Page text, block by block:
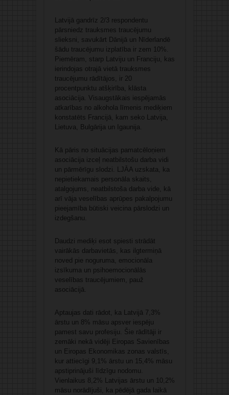
Latvijā gandrīz 2/3 respondentu
pārsniedz trauksmes traucējumu
slieksni, savukārt Dānijā un Nīderlandē
šādu traucējumu izplatība ir zem 10%.
Piemēram, starp Latviju un Franciju, kas
ierindojas otrajā vietā trauksmes
traucējumu rādītājos, ir 20
procentpunktu atšķirība, klāsta
asociācija. Visaugstākais iespējamās
atkarības no alkohola līmenis mediķiem
konstatēts Francijā, kam seko Latvija,
Lietuva, Bulgārija un Igaunija.
Kā pāris no situācijas pamatcēloņiem
asociācija izceļ neatbilstošu darba vidi
un pārmērīgu slodzi. LJĀA uzskata, ka
nepietiekamais personāla skaits,
atalgojums, neatbilstoša darba vide, kā
arī vāja veselības aprūpes pakalpojumu
pieejamība būtiski veicina pārslodzi un
izdegšanu.
Daudzi mediķi esot spiesti strādāt
vairākās darbavietās, kas ilgtermiņā
noved pie noguruma, emocionāla
izsīkuma un psihoemocionālās
veselības traucējumiem, pauž
asociācijā.
Aptaujas dati rādot, ka Latvijā 7,3%
ārstu un 8% māsu apsver iespēju
pamest savu profesiju. Šie rādītāji ir
zemāki nekā vidēji Eiropas Savienības
un Eiropas Ekonomikas zonas valstīs,
kur attiecīgi 9,1% ārstu un 15,4% māsu
apstiprinājuši līdzīgu nodomu.
Vienlaikus 8,2% Latvijas ārstu un 10,2%
māsu norādījuši, ka pēdējā gada laikā